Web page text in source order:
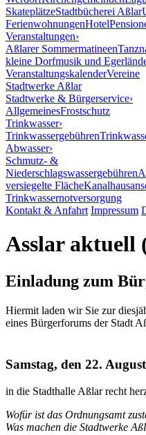
SkateplätzeStadtbücherei Aßlar
FerienwohnungenHotel
Veranstaltungen›
Aßlarer Sommermatineen
kleine Dorfmusik und
VeranstaltungskalenderVereine
Stadtwerke Aßlar
Stadtwerke & Bürgerservice›
AllgemeinesFrostschutz
Trinkwasser›
Trinkwassergebühren
Abwasser›
Schmutz- &
Niederschlagswassergebühren
versiegelte Fläche
Trinkwassernotversorgung
Kontakt & Anfahrt Impressum
Asslar aktuell
Einladung zum
Hiermit laden wir Sie zur
eines Bürgerforums der Stadt
Samstag, den 22.
in die Stadthalle Aßlar recht
Wofür ist das Ordnungsamt
Was machen die Stadtwerke